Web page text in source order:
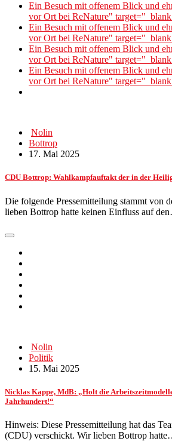
Ein Besuch mit offenem Blick und
vor Ort bei ReNature"
Ein Besuch mit offenem Blick und
vor Ort bei ReNature"
Ein Besuch mit offenem Blick und
vor Ort bei ReNature"
Ein Besuch mit offenem Blick und
vor Ort bei ReNature"
Nolin
Bottrop
17. Mai 2025
CDU Bottrop: Wahlkampfauftakt der in der
Die folgende Pressemitteilung stammt von
lieben Bottrop hatte keinen Einfluss auf
Nolin
Politik
15. Mai 2025
Nicklas Kappe, MdB: „Holt die
Jahrhundert!“
Hinweis: Diese Pressemitteilung hat das
(CDU) verschickt. Wir lieben Bottrop